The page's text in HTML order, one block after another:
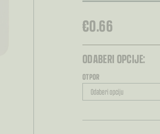
€0.66
ODABERI OPCIJE:
OTPOR